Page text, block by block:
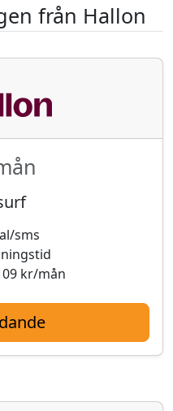
från Hallon
sms
kr/mån